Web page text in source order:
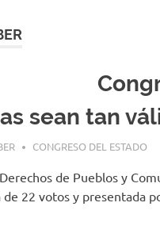
sean tan
CONGRESO DEL ESTADO
de Pueblos y
22 votos y presentada